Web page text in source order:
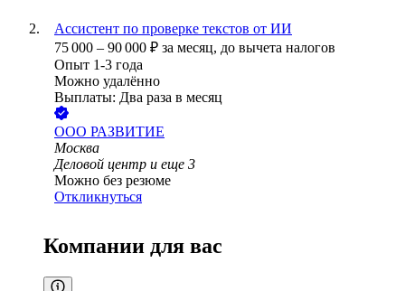
Ассистент по проверке текстов от ИИ
75 000 – 90 000 ₽ за месяц, до вычета налогов
Опыт 1-3 года
Можно удалённо
Выплаты: Два раза в месяц
ООО РАЗВИТИЕ
Москва
Деловой центр и еще 3
Можно без резюме
Откликнуться
Компании для вас